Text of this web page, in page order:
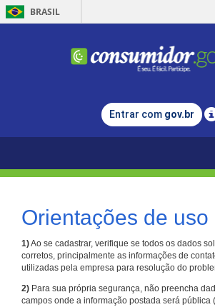
BRASIL
Entrar com gov.br
Orientações de uso
1)Ao se cadastrar, verifique se todos os dados
corretos, principalmente as informações de
utilizadas pela empresa para resolução do
2) Para sua própria segurança, não preencha
campos onde a informação postada será pública